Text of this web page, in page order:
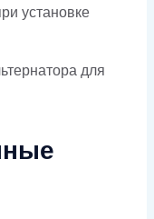
установке
для